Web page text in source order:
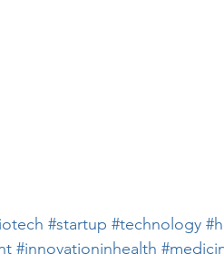
#startup #technology
#innovationinhealth